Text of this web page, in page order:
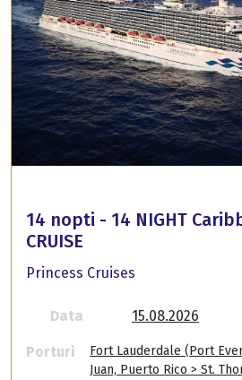
14 nopti - 14 NIGHT
CRUISE
Princess Cruises
Data 15.08.2026
Porturi
Fort Lauderdale (Port
Juan, Puerto Rico > St.